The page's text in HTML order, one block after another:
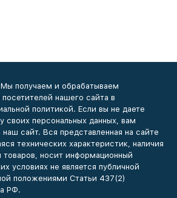
получаем и обрабатываем
нашего сайта в
политикой. Если вы не даете
своих персональных данных, вам
сайт. Вся представленная на сайте
технических характеристик, наличия
товаров, носит информационный
условиях не является публичной
положениями Статьи 437(2)
РФ.